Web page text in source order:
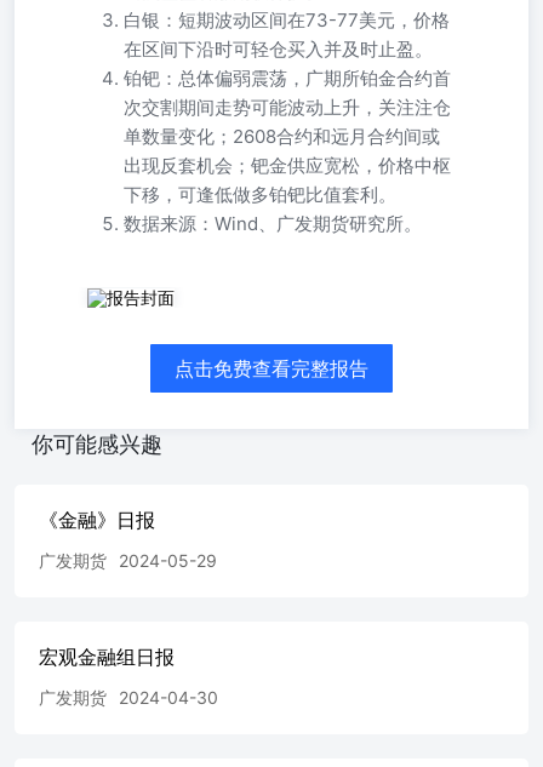
白银：短期波动区间在73-77美元，价格
在区间下沿时可轻仓买入并及时止盈。
铂钯：总体偏弱震荡，广期所铂金合约首
次交割期间走势可能波动上升，关注注仓
单数量变化；2608合约和远月合约间或
出现反套机会；钯金供应宽松，价格中枢
下移，可逢低做多铂钯比值套利。
数据来源：Wind、广发期货研究所。
国债期货价差日报 2026年6月3日 免高声品 贵金属期现日报
叶倩宁Z0016628 *6月随若各国一系列经济数据公布将进一
步反映通胀影响经济运行的真实情况，而央行将有更明确的
4380美元，不确定性下当价格在20日均线存在阻力单边操作
元，策略上当价格在波动区间下沿时可择机轻仓买入并及时
止盈： ★铂钯总体维持偏弱震荡，广期所铂金合约首次交
中枢将进一步下移，可逢低做多铂钯比值套利。 数据来
明。 免责声明本报告 发期货持定言户及其他专业人士，版
点击免费查看完整报告
你可能感兴趣
《金融》日报
广发期货 2024-05-29
宏观金融组日报
广发期货 2024-04-30